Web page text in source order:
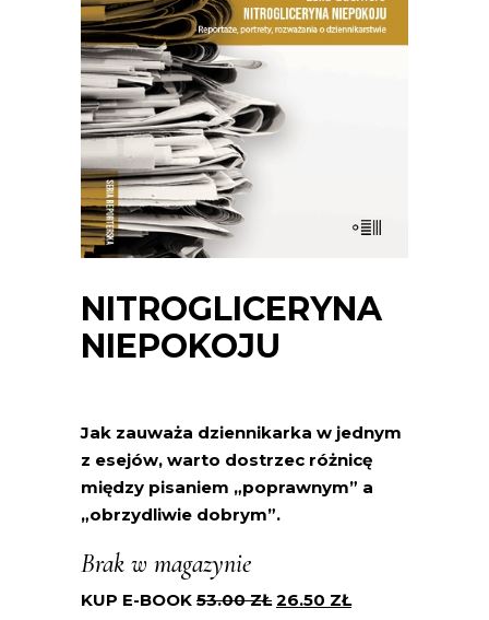
NITROGLICERYNA
NIEPOKOJU
Jak zauważa dziennikarka w jednym
z esejów, warto dostrzec różnicę
między pisaniem „poprawnym” a
„obrzydliwie dobrym”.
Brak w magazynie
KUP E-BOOK 53.00ZŁ 26.50 ZŁ